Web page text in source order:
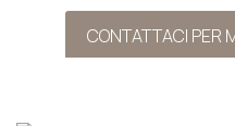
CONTATTACI PER